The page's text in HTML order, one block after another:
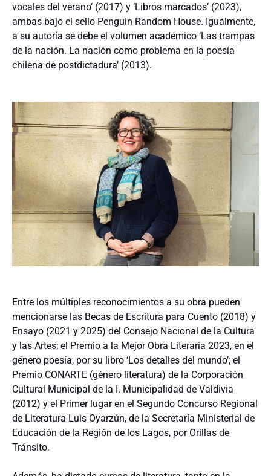
vocales del verano’ (2017) y ‘Libros marcados’ (2023),
ambas bajo el sello Penguin Random House. Igualmente,
a su autoría se debe el volumen académico ‘Las trampas
de la nación. La nación como problema en la poesía
chilena de postdictadura’ (2013).
Entre los múltiples reconocimientos a su obra pueden
mencionarse las Becas de Escritura para Cuento (2018) y
Ensayo (2021 y 2025) del Consejo Nacional de la Cultura
y las Artes; el Premio a la Mejor Obra Literaria 2023, en el
género poesía, por su libro ‘Los detalles del mundo’; el
Premio CONARTE (género literatura) de la Corporación
Cultural Municipal de la I. Municipalidad de Valdivia
(2012) y el Primer lugar en el Segundo Concurso Regional
de Literatura Luis Oyarzún, de la Secretaría Ministerial de
Educación de la Región de los Lagos, por Orillas de
Tránsito.